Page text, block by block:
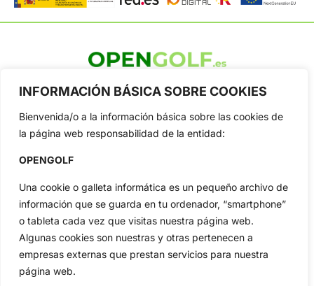
INFORMACIÓN BÁSICA SOBRE COOKIES
Bienvenida/o a la información básica sobre las cookies de
la página web responsabilidad de la entidad:
OPENGOLF
Una cookie o galleta informática es un pequeño archivo de
información que se guarda en tu ordenador, “smartphone”
o tableta cada vez que visitas nuestra página web.
Algunas cookies son nuestras y otras pertenecen a
empresas externas que prestan servicios para nuestra
página web.
OpenGolf ofrece toda la actualidad, información del golf
profesional y amateur, resultados en directo, vídeos, noticias,
Jon Rahm, LIV Golf, PGA Tour, Ryder Cup, DP World Tour, LPGA
Tour...
Inicio
Actualidad
Amateurs
Circuitos
Especiales
Reglas
Vídeos
De Interés
Compañía